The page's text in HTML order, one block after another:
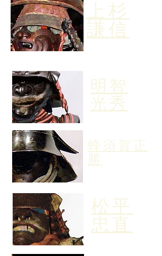
上杉
謙信
明智
光秀
蜂須賀正
勝
松平
忠直